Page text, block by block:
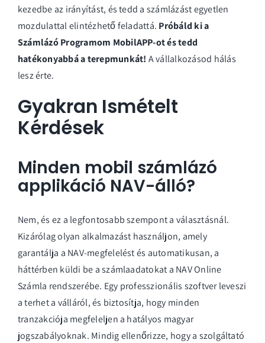
kezedbe az irányítást, és tedd a számlázást egyetlen
mozdulattal elintézhető feladattá. Próbáld ki a
Számlázó Programom MobilAPP-ot és tedd
hatékonyabbá a terepmunkát! A vállalkozásod hálás
lesz érte.
Gyakran Ismételt
Kérdések
Minden mobil számlázó
applikáció NAV-álló?
Nem, és ez a legfontosabb szempont a választásnál.
Kizárólag olyan alkalmazást használjon, amely
garantálja a NAV-megfelelést és automatikusan, a
háttérben küldi be a számlaadatokat a NAV Online
Számla rendszerébe. Egy professzionális szoftver leveszi
a terhet a válláról, és biztosítja, hogy minden
tranzakciója megfeleljen a hatályos magyar
jogszabályoknak. Mindig ellenőrizze, hogy a szolgáltató